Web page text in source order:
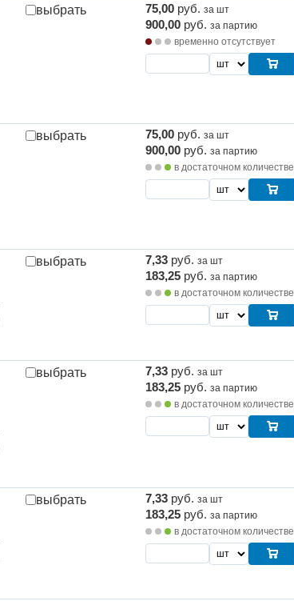
выбрать 75,00 руб. за шт
900,00 руб. за партию
временно отсутствует
выбрать 75,00 руб. за шт
900,00 руб. за партию
в достаточном количестве
выбрать 7,33 руб. за шт
183,25 руб. за партию
в достаточном количестве
выбрать 7,33 руб. за шт
183,25 руб. за партию
в достаточном количестве
выбрать 7,33 руб. за шт
183,25 руб. за партию
в достаточном количестве